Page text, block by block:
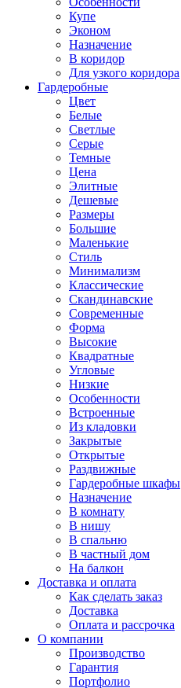
Купе
Эконом
Назначение
В коридор
Для узкого коридора
Гардеробные
Цвет
Белые
Светлые
Серые
Темные
Цена
Элитные
Дешевые
Размеры
Большие
Маленькие
Стиль
Минимализм
Классические
Скандинавские
Современные
Форма
Высокие
Квадратные
Угловые
Низкие
Особенности
Встроенные
Из кладовки
Закрытые
Открытые
Раздвижные
Гардеробные шкафы
Назначение
В комнату
В нишу
В спальню
В частный дом
На балкон
Доставка и оплата
Как сделать заказ
Доставка
Оплата и рассрочка
О компании
Производство
Гарантия
Портфолио